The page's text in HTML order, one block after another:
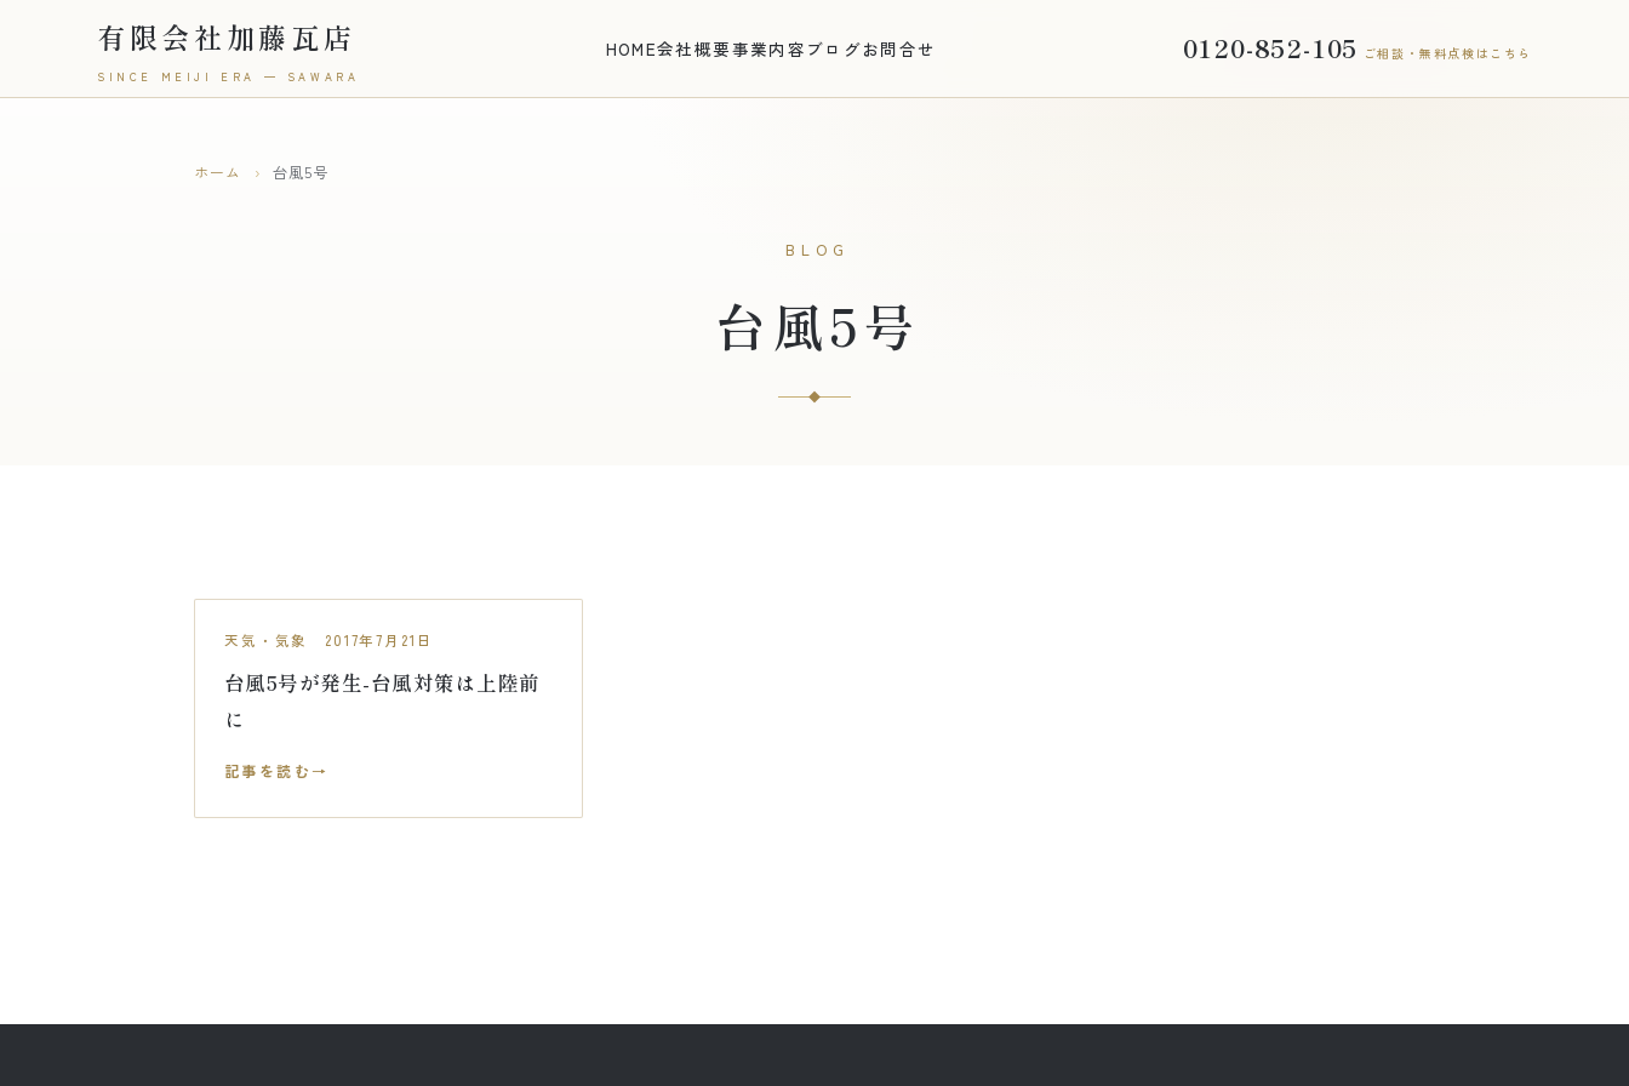
有限会社加藤瓦店
SINCE MEIJI ERA — SAWARA
HOME会社概要事業内容 ブログお問合せ 0120-852-105 ご相談・無料点検はこちら
ホーム › 台風5号
BLOG
台風5号
天気・気象 2017年7月21日
台風5号が発生-台風対策は上陸前
に
記事を読む